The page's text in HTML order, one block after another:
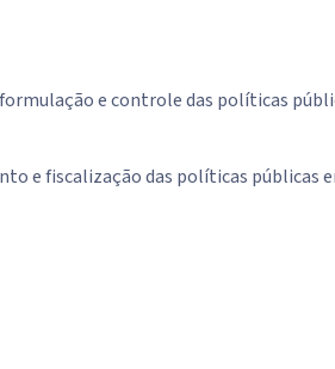
e controle das políticas
fiscalização das políticas públicas